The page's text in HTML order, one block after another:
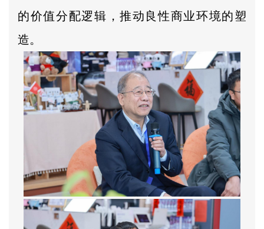
的价值分配逻辑，推动良性商业环境的塑
造。